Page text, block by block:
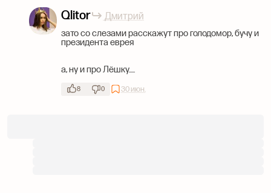
Qlitor
Дмитрий
зато со слезами расскажут про голодомор, бучу и
президента еврея
а, ну и про Лёшку.....
8 0 30 июн.